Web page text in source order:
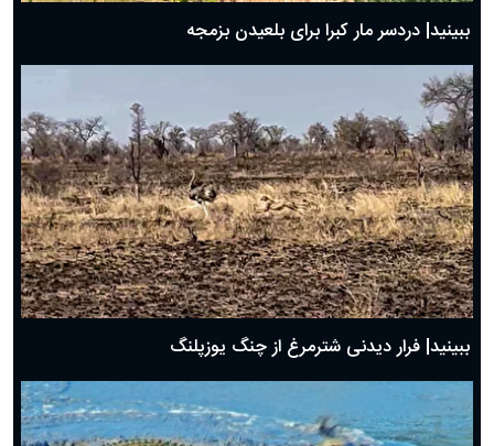
ببینید| دردسر مار کبرا برای بلعیدن بزمجه
ببینید| فرار دیدنی شترمرغ از چنگ یوزپلنگ